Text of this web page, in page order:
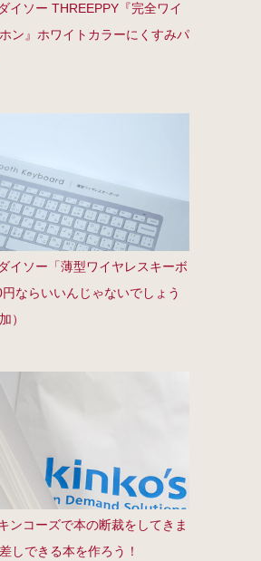
イソー THREEPPY『完全ワイ
ン』ホワイトカラーにくすみパ
イソー「薄型ワイヤレスキーボ
ならいいんじゃないでしょう
）
ンコーズで本の断裁をしてきま
しできる本を作ろう！